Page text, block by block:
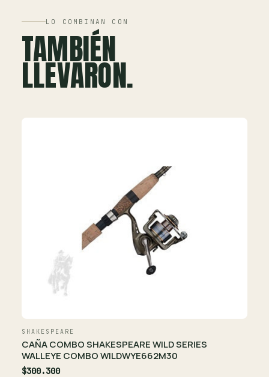
LO COMBINAN CON
TAMBIÉN
LLEVARON.
SHAKESPEARE
CAÑA COMBO SHAKESPEARE WILD SERIES
WALLEYE COMBO WILDWYE662M30
$300.300